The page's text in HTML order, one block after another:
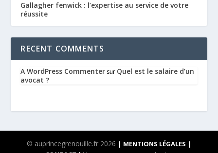
Gallagher fenwick : l’expertise au service de votre
réussite
RECENT COMMENTS
A WordPress Commenter sur Quel est le salaire d’un
avocat ?
© auprincegrenouille.fr 2026 | MENTIONS LÉGALES |